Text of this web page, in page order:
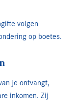
volgen
op boetes.
je ontvangt,
inkomen. Zij